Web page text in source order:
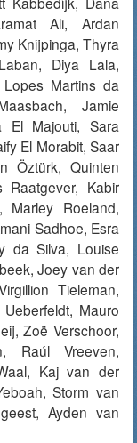
Ali, Ardan
Knijpinga, Thyra
Diya Lala,
Martins da
Jamie
El Majouti, Sara
El Morabit, Saar
Öztürk, Quinten
Kabir
Marley Roeland,
Sadhoe, Esra
da Silva, Louise
Joey van der
Tieleman,
Mauro
Zoë Verschoor,
Raúl Vreeven,
Kaj van der
Storm van
Ayden van